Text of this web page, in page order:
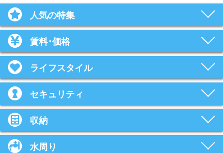
人気の特集
賃料･価格
ライフスタイル
セキュリティ
収納
水周り